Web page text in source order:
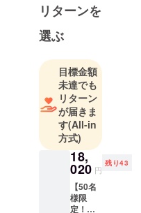
斬新でユ
ニークな商
品をお届け
します。
そのため弊
社は数多く
の海外メー
カーと代理
店契約を結
び、価値あ
る商品を価
値ある価格
リターンを
選ぶ
目標金額
未達でも
リターン
が届きま
す(All-in
方式)
18,
020 円
残り43
【50名
様限
定！超